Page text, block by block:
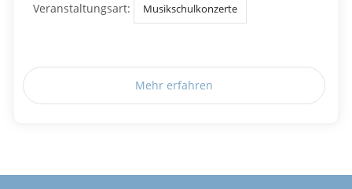
Veranstaltungsart: Musikschulkonzerte
Mehr erfahren